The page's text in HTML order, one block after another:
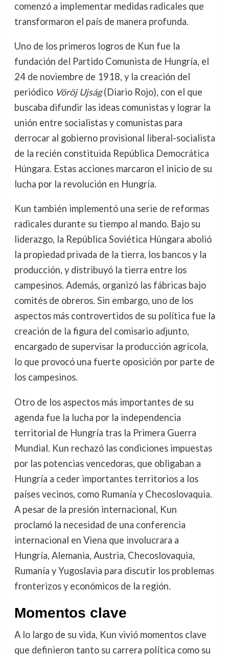
comenzó a implementar medidas radicales que
transformaron el país de manera profunda.
Uno de los primeros logros de Kun fue la
fundación del Partido Comunista de Hungría, el
24 de noviembre de 1918, y la creación del
periódico Vöröj Ujság(Diario Rojo), con el que
buscaba difundir las ideas comunistas y lograr la
unión entre socialistas y comunistas para
derrocar al gobierno provisional liberal-socialista
de la recién constituida República Democrática
Húngara. Estas acciones marcaron el inicio de su
lucha por la revolución en Hungría.
Kun también implementó una serie de reformas
radicales durante su tiempo al mando. Bajo su
liderazgo, la República Soviética Húngara abolió
la propiedad privada de la tierra, los bancos y la
producción, y distribuyó la tierra entre los
campesinos. Además, organizó las fábricas bajo
comités de obreros. Sin embargo, uno de los
aspectos más controvertidos de su política fue la
creación de la figura del comisario adjunto,
encargado de supervisar la producción agrícola,
lo que provocó una fuerte oposición por parte de
los campesinos.
Otro de los aspectos más importantes de su
agenda fue la lucha por la independencia
territorial de Hungría tras la Primera Guerra
Mundial. Kun rechazó las condiciones impuestas
por las potencias vencedoras, que obligaban a
Hungría a ceder importantes territorios a los
países vecinos, como Rumanía y Checoslovaquia.
A pesar de la presión internacional, Kun
proclamó la necesidad de una conferencia
internacional en Viena que involucrara a
Hungría, Alemania, Austria, Checoslovaquia,
Rumanía y Yugoslavia para discutir los problemas
fronterizos y económicos de la región.
Momentos clave
A lo largo de su vida, Kun vivió momentos clave
que definieron tanto su carrera política como su